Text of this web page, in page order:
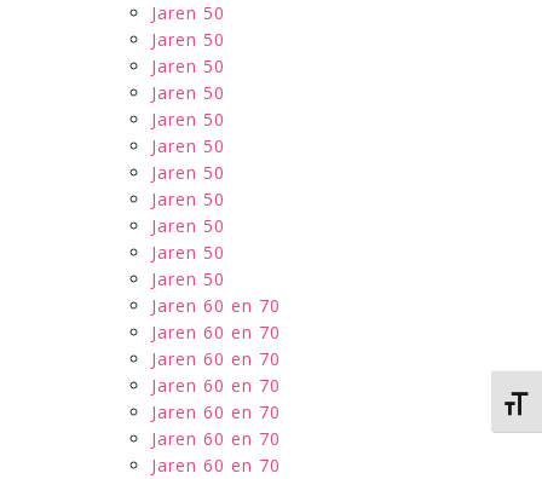
Jaren 50
Jaren 50
Jaren 50
Jaren 50
Jaren 50
Jaren 50
Jaren 50
Jaren 50
Jaren 50
Jaren 50
Jaren 50
Jaren 60 en 70
Jaren 60 en 70
Jaren 60 en 70
Jaren 60 en 70
Jaren 60 en 70
Jaren 60 en 70
Jaren 60 en 70